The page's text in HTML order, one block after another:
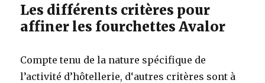
Les différents critères pour
affiner les fourchettes Avalor
Compte tenu de la nature spécifique de
l’activité d’hôtellerie, d‘autres critères sont à